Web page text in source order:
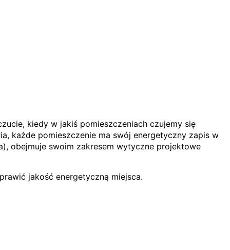
kiedy w jakiś pomieszczeniach czujemy się
każde pomieszczenie ma swój energetyczny zapis w
obejmuje swoim zakresem wytyczne projektowe
jakość energetyczną miejsca.